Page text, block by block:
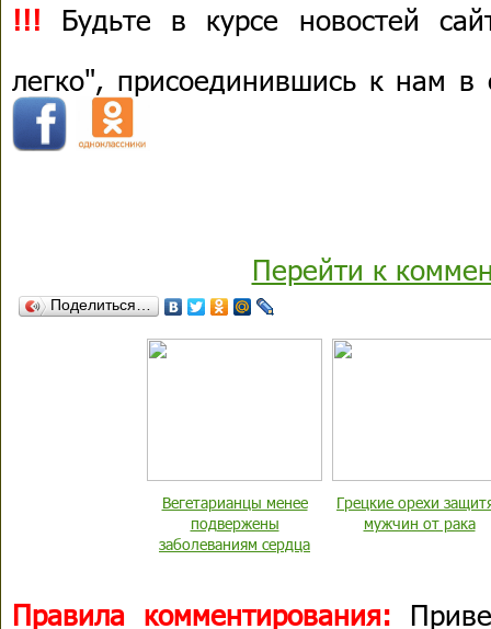
!!! Будьте в курсе новостей
легко", присоединившись к нам
Перейти к
Поделиться…
Вегетарианцы менее
подвержены
заболеваниям сердца
Грецкие орехи
мужчин от рака
Правила комментирования: